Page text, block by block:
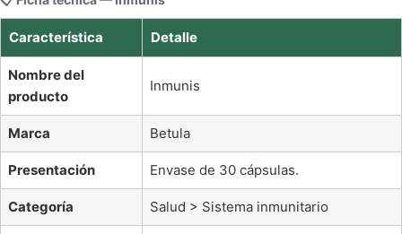
Característica Detalle
Nombre del
producto
Inmunis
Marca Betula
Presentación Envase de 30 cápsulas.
Categoría Salud > Sistema inmunitario